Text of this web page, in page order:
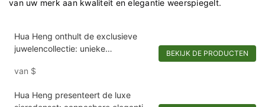
van uw merk aan kwaliteit en elegantie weerspiegelt.
Hua Heng onthult de exclusieve
juwelencollectie: unieke
sieraden
van $
BEKIJK DE PRODUCTEN
Hua Heng presenteert de luxe